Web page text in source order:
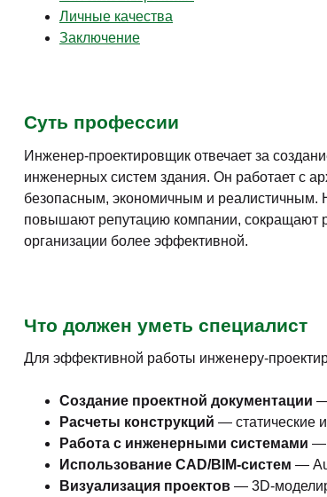
Личные качества
Заключение
Суть профессии
Инженер-проектировщик отвечает за
инженерных систем здания. Он работает с
безопасным, экономичным и реалистичным.
повышают репутацию компании, сокращают
организации более эффективной.
Что должен уметь специалист
Для эффективной работы инженеру-
Создание проектной документации
Расчеты конструкций — статические
Работа с инженерными системами —
Использование CAD/BIM-систем —
Визуализация проектов — 3D-